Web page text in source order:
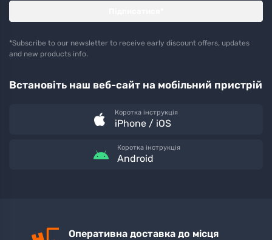
*Subscribe to our newsletter to receive early discount offers, updates
and new products info.
Встановіть наш веб-сайт на мобільний пристрій
Коротка інструкція
iPhone / iOS
Коротка інструкція
Android
Оперативна доставка до місця